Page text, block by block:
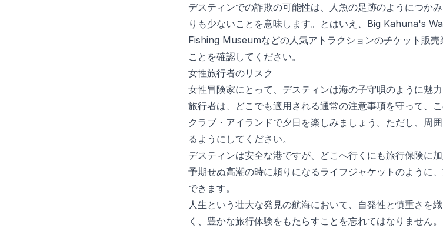
デスティンでの詐欺の可能性は、人魚の足跡のようにつか
りも少ないことを意味します。とはいえ、Big Kahuna's
Fishing Museumなどの人気アトラクションのチケット販
ことを確認してください。
女性旅行者のリスク
女性冒険家にとって、デスティンは海の子守唄のように魅
旅行者は、どこでも適用される通常の注意事項を守って、
クラブ・アイランドで夕日を楽しみましょう。ただし、周
るようにしてください。
デスティンは安全な港ですが、どこへ行くにも旅行保険に
予期せぬ高潮の時に頼りになるライフジャケットのように
できます。
人生という壮大な発見の航海において、自発性と慎重さを
く、豊かな旅行体験をもたらすことを忘れてはなりません